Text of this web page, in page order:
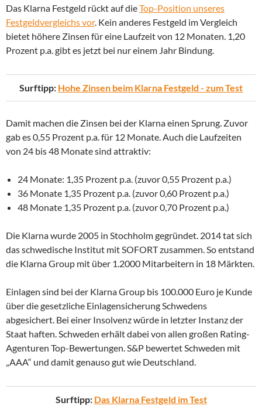
Das Klarna Festgeld rückt auf dieTop-Position unseres
Festgeldvergleichs vor. Kein anderes Festgeld im Vergleich
bietet höhere Zinsen für eine Laufzeit von 12 Monaten. 1,20
Prozent p.a. gibt es jetzt bei nur einem Jahr Bindung.
Surftipp: Hohe Zinsen beim Klarna Festgeld - zum Test
Damit machen die Zinsen bei der Klarna einen Sprung. Zuvor
gab es 0,55 Prozent p.a. für 12 Monate. Auch die Laufzeiten
von 24 bis 48 Monate sind attraktiv:
24 Monate: 1,35 Prozent p.a. (zuvor 0,55 Prozent p.a.)
36 Monate 1,35 Prozent p.a. (zuvor 0,60 Prozent p.a.)
48 Monate 1,35 Prozent p.a. (zuvor 0,70 Prozent p.a.)
Die Klarna wurde 2005 in Stochholm gegründet. 2014 tat sich
das schwedische Institut mit SOFORT zusammen. So entstand
die Klarna Group mit über 1.2000 Mitarbeitern in 18 Märkten.
Einlagen sind bei der Klarna Group bis 100.000 Euro je Kunde
über die gesetzliche Einlagensicherung Schwedens
abgesichert. Bei einer Insolvenz würde in letzter Instanz der
Staat haften. Schweden erhält dabei von allen großen Rating-
Agenturen Top-Bewertungen. S&P bewertet Schweden mit
„AAA“ und damit genauso gut wie Deutschland.
Surftipp: Das Klarna Festgeld im Test